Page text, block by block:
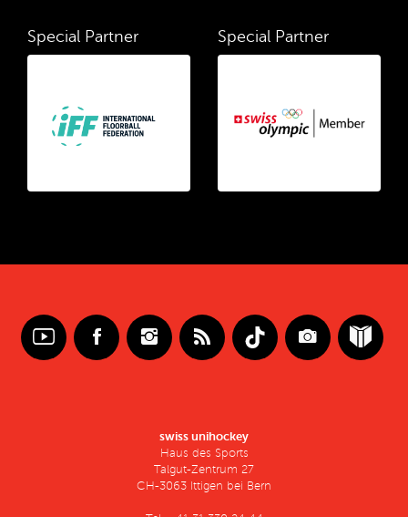
Special Partner Special Partner
swiss unihockey
Haus des Sports
Talgut-Zentrum 27
CH-3063 Ittigen bei Bern